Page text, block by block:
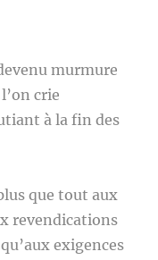
murmure
crie
à la fin des
que tout aux
revendications
exigences